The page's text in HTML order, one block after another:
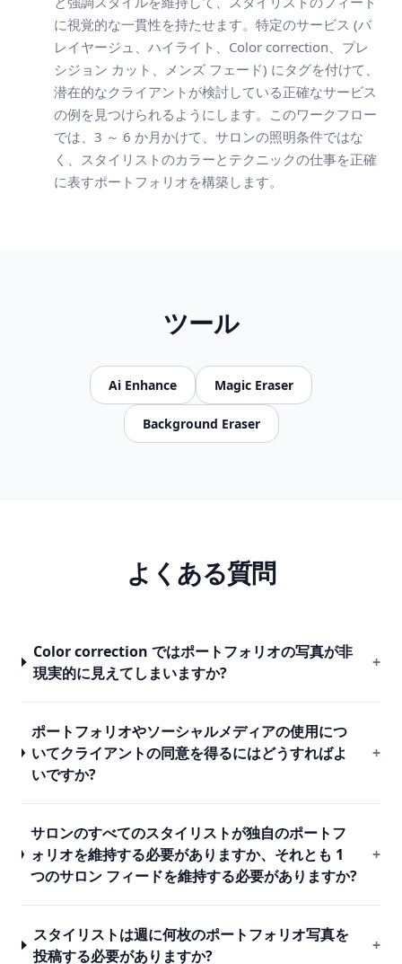
に視覚的な一貫性を持たせます。特定のサービス (バ
レイヤージュ、ハイライト、Color correction、プレ
シジョン カット、メンズ フェード) にタグを付けて、
潜在的なクライアントが検討している正確なサービス
の例を見つけられるようにします。このワークフロー
では、3 ～ 6 か月かけて、サロンの照明条件ではな
く、スタイリストのカラーとテクニックの仕事を正確
に表すポートフォリオを構築します。
ツール
Ai Enhance Magic Eraser
Background Eraser
よくある質問
Color correction ではポートフォリオの写真が非
現実的に見えてしまいますか?
+
ポートフォリオやソーシャルメディアの使用につ
いてクライアントの同意を得るにはどうすればよ
いですか?
+
サロンのすべてのスタイリストが独自のポートフ
ォリオを維持する必要がありますか、それとも 1
つのサロン フィードを維持する必要がありますか?
+
スタイリストは週に何枚のポートフォリオ写真を
投稿する必要がありますか?
+